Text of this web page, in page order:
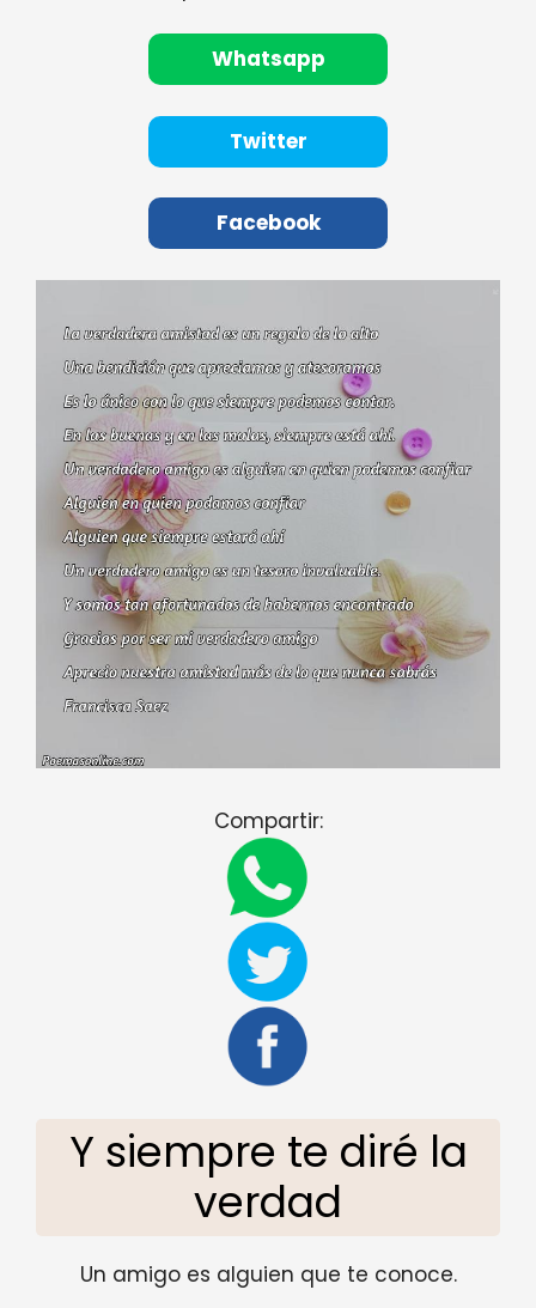
Whatsapp
Twitter
Facebook
Compartir:
Y siempre te diré la
verdad
Un amigo es alguien que te conoce.